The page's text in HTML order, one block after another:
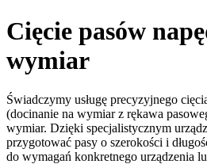
Cięcie pasów
wymiar
Świadczymy usługę precyzyjnego
(docinanie na wymiar z rękawa
wymiar. Dzięki specjalistycznym
przygotować pasy o szerokości i
do wymagań konkretnego urządzenia